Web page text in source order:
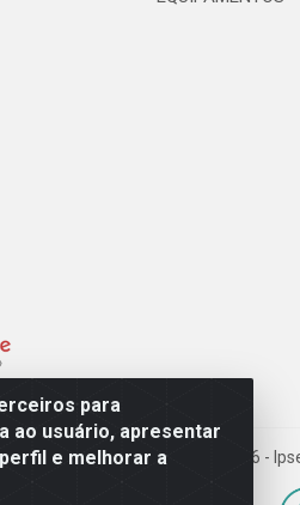
para
ao usuário, apresentar
e melhorar a
Grau - Rua Jean Emile Favre, 746 -